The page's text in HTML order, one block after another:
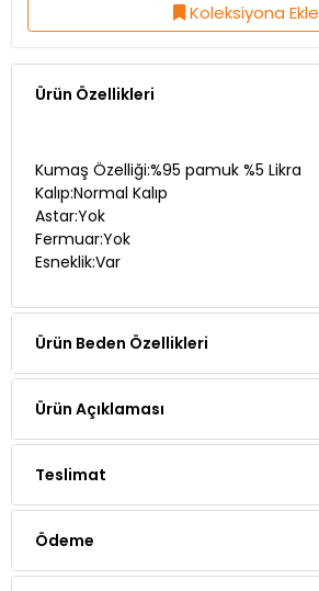
Koleksiyona Ekle
Ürün Özellikleri
Kumaş Özelliği:%95 pamuk %5 Likra
Kalıp:Normal Kalıp
Astar:Yok
Fermuar:Yok
Esneklik:Var
Ürün Beden Özellikleri
Ürün Açıklaması
Teslimat
Ödeme